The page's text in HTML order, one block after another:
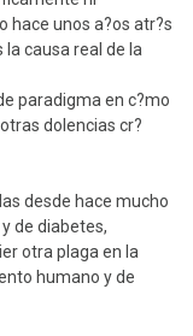
hace unos a?os atr?s
la causa real de la
paradigma en c?mo
dolencias cr?
desde hace mucho
de diabetes,
otra plaga en la
humano y de